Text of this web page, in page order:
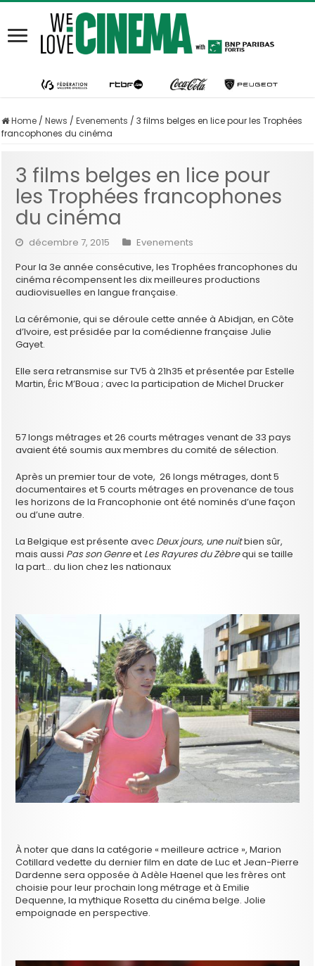
Home / News / Evenements / 3 films belges en lice pour les Trophées
francophones du cinéma
3 films belges en lice pour
les Trophées francophones
du cinéma
décembre 7, 2015
Evenements
Pour la 3e année consécutive, les Trophées francophones du
cinéma récompensent les dix meilleures productions
audiovisuelles en langue française.
La cérémonie, qui se déroule cette année à Abidjan, en Côte
d’Ivoire, est présidée par la comédienne française Julie
Gayet.
Elle sera retransmise sur TV5 à 21h35 et présentée par Estelle
Martin, Éric M’Boua ; avec la participation de Michel Drucker
57 longs métrages et 26 courts métrages venant de 33 pays
avaient été soumis aux membres du comité de sélection.
Après un premier tour de vote, 26 longs métrages, dont 5
documentaires et 5 courts métrages en provenance de tous
les horizons de la Francophonie ont été nominés d’une façon
ou d’une autre.
La Belgique est présente avec Deux jours, une nuitbien sûr,
mais aussi Pas son Genreet Les Rayures du Zèbrequi se taille
la part… du lion chez les nationaux
À noter que dans la catégorie « meilleure actrice », Marion
Cotillard vedette du dernier film en date de Luc et Jean-Pierre
Dardenne sera opposée à Adèle Haenel que les frères ont
choisie pour leur prochain long métrage et à Emilie
Dequenne, la mythique Rosetta du cinéma belge. Jolie
empoignade en perspective.